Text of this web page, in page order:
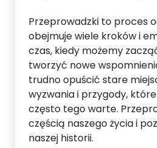
Przeprowadzki to proces
obejmuje wiele kroków i
czas, kiedy możemy
tworzyć nowe
trudno opuścić stare
wyzwania i przygody,
często tego warte.
częścią naszego życia i
naszej historii.